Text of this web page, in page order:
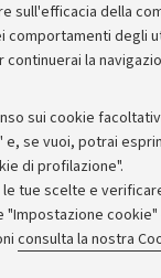
sull'efficacia della
comportamenti degli
continuerai la
sui cookie
e, se vuoi, potrai
di profilazione".
tue scelte e
"Impostazione
consulta la nostra
Archivio
Comunicati stampa
Redazione
Rassegna stampa